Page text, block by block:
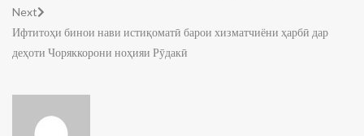
Next
Ифтитоҳи бинои нави истиқоматӣ барои хизматчиёни ҳарбӣ дар
деҳоти Чоряккорони ноҳияи Рӯдакӣ